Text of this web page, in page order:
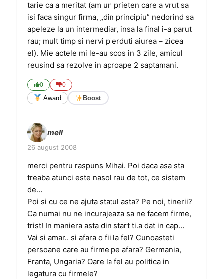
tarie ca a meritat (am un prieten care a vrut sa
isi faca singur firma, „din principiu” nedorind sa
apeleze la un intermediar, insa la final i-a parut
rau; mult timp si nervi pierduti aiurea – zicea
el). Mie actele mi le-au scos in 3 zile, amicul
reusind sa rezolve in aproape 2 saptamani.
0 0
Award Boost
mell
26 august 2008
merci pentru raspuns Mihai. Poi daca asa sta
treaba atunci este nasol rau de tot, ce sistem
de…
Poi si cu ce ne ajuta statul asta? Pe noi, tinerii?
Ca numai nu ne incurajeaza sa ne facem firme,
trist! In maniera asta din start ti.a dat in cap…
Vai si amar.. si afara o fii la fel? Cunoasteti
persoane care au firme pe afara? Germania,
Franta, Ungaria? Oare la fel au politica in
legatura cu firmele?